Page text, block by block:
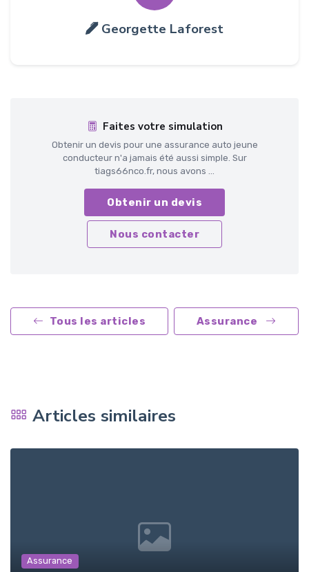
Georgette Laforest
Faites votre simulation
Obtenir un devis pour une assurance auto jeune
conducteur n'a jamais été aussi simple. Sur
tiags66nco.fr, nous avons ...
Obtenir un devis
Nous contacter
Tous les articles Assurance
Articles similaires
Assurance